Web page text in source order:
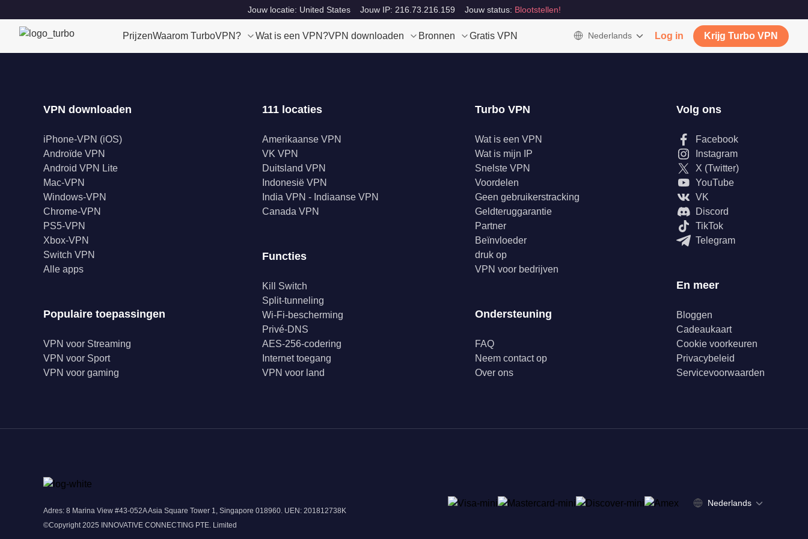
Jouw locatie: United States Jouw IP: 216.73.216.159 Jouw status: Blootstellen!
PrijzenWaarom TurboVPN? Wat is een VPN?VPN downloaden Bronnen Gratis VPN Nederlands Log in Krijg Turbo VPN
VPN downloaden
iPhone-VPN (iOS)
Androïde VPN
Android VPN Lite
Mac-VPN
Windows-VPN
Chrome-VPN
PS5-VPN
Xbox-VPN
Switch VPN
Alle apps
Populaire toepassingen
VPN voor Streaming
VPN voor Sport
VPN voor gaming
111 locaties
Amerikaanse VPN
VK VPN
Duitsland VPN
Indonesië VPN
India VPN - Indiaanse VPN
Canada VPN
Functies
Kill Switch
Split-tunneling
Wi-Fi-bescherming
Privé-DNS
AES-256-codering
Internet toegang
VPN voor land
Turbo VPN
Wat is een VPN
Wat is mijn IP
Snelste VPN
Voordelen
Geen gebruikerstracking
Geldteruggarantie
Partner
Beïnvloeder
druk op
VPN voor bedrijven
Ondersteuning
FAQ
Neem contact op
Over ons
Volg ons
Facebook
Instagram
X (Twitter)
YouTube
VK
Discord
TikTok
Telegram
En meer
Bloggen
Cadeaukaart
Cookie voorkeuren
Privacybeleid
Servicevoorwaarden
Adres: 8 Marina View #43-052A Asia Square Tower 1, Singapore 018960. UEN: 201812738K
©Copyright 2025 INNOVATIVE CONNECTING PTE. Limited
Nederlands